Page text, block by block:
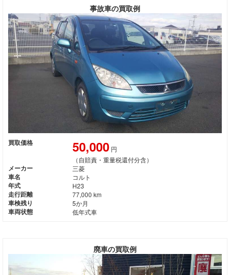
事故車の買取例
買取価格 50,000円
（自賠責・重量税還付分含）
メーカー
三菱
車名
コルト
年式
H23
走行距離
77,000 km
車検残り
5か月
車両状態
低年式車
廃車の買取例